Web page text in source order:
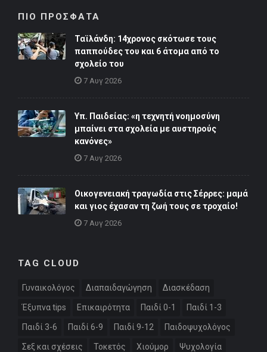
ΠΙΟ ΠΡΟΣΦΑΤΑ
Ταϊλάνδη: 14χρονος σκότωσε τους
παππούδες του και 6 άτομα από το
σχολείο του
7 Αυγ 2026
Υπ. Παιδείας: «η τεχνητή νοημοσύνη
μπαίνει στα σχολεία με αυστηρούς
κανόνες»
7 Αυγ 2026
Οικογενειακή τραγωδία στις Σέρρες: μαμά
και γιος έχασαν τη ζωή τους σε τροχαίο!
7 Αυγ 2026
TAG CLOUD
Γυναικολόγος Διαπαιδαγώγηση Διασκέδαση
Έξυπνα tips Επικαιρότητα Παιδί 0-1 Παιδί 1-3
Παιδί 3-6 Παιδί 6-9 Παιδί 9-12 Παιδοψυχολόγος
Σεξ και σχέσεις Τοκετός Χιούμορ Ψυχολογία